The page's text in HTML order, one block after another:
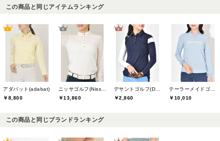
この商品と同じアイテムランキング
アダバット(adabat)
￥8,800
￥13,860
￥2,860
￥10,010
この商品と同じブランドランキング